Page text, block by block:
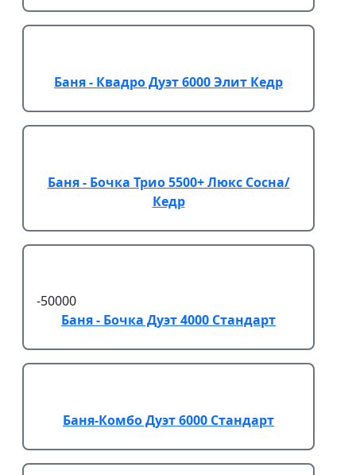
Баня - Квадро Дуэт 6000 Элит Кедр
Баня - Бочка Трио 5500+ Люкс Сосна/
Кедр
-50000
Баня - Бочка Дуэт 4000 Стандарт
Баня-Комбо Дуэт 6000 Стандарт